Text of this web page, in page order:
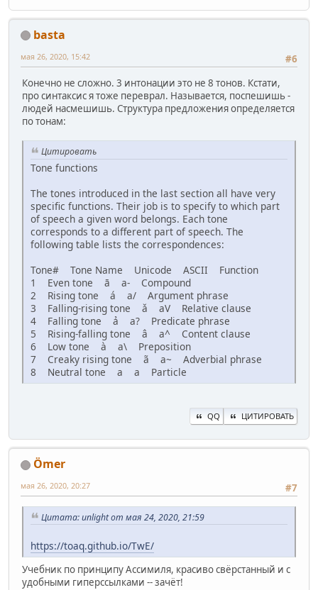
basta
#6
мая 26, 2020, 15:42
Конечно не сложно. 3 интонации это не 8 тонов. Кстати,
про синтаксис я тоже переврал. Называется, поспешишь -
людей насмешишь. Структура предложения определяется
по тонам:
Цитировать
Tone functions
The tones introduced in the last section all have very
specific functions. Their job is to specify to which part
of speech a given word belongs. Each tone
corresponds to a different part of speech. The
following table lists the correspondences:
Tone# Tone Name Unicode ASCII Function
1 Even tone ā a- Compound
2 Rising tone á a/ Argument phrase
3 Falling-rising tone ǎ aV Relative clause
4 Falling tone ả a? Predicate phrase
5 Rising-falling tone â a^ Content clause
6 Low tone à a\ Preposition
7 Creaky rising tone ã a~ Adverbial phrase
8 Neutral tone a a Particle
QQ ЦИТИРОВАТЬ
Ömer
#7
мая 26, 2020, 20:27
Цитата: unlight от мая 24, 2020, 21:59
https://toaq.github.io/TwE/
Учебник по принципу Ассимиля, красиво свёрстанный и с
удобными гиперссылками -- зачёт!